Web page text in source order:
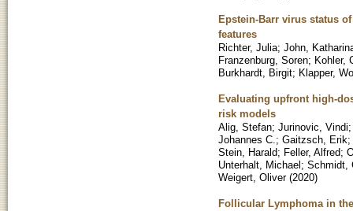
Epstein-Barr virus status
features
Richter, Julia; John,
Franzenburg, Soren; Kohler,
Burkhardt, Birgit; Klapper,
Evaluating upfront high-
risk models
Alig, Stefan; Jurinovic, Vindi
Johannes C. ; Gaitzsch, Erik;
Stein, Harald; Feller, Alfred;
Unterhalt, Michael; Schmidt,
Weigert, Oliver (2020)
Follicular Lymphoma in